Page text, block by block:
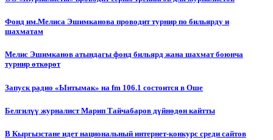
Фонд им.Мелиса Эшимканова проводит турнир по бильярду и
шахматам
Мелис Эшимканов атындагы фонд бильярд жана шахмат боюнча
турнир өткөрөт
Запуск радио «Ынтымак» на fm 106.1 состоится в Оше
Белгилүү журналист Марип Тайчабаров дүйнөдөн кайтты
В Кыргызстане идет национальный интернет-конкурс среди сайтов